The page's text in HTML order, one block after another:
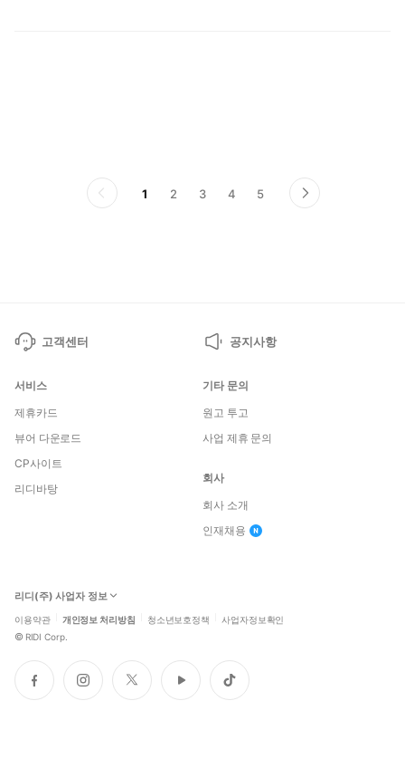
전
1 2 3 4 5
다
음
고객센터 공지사항
서비스
제휴카드
뷰어 다운로드
CP사이트
리디바탕
기타 문의
원고 투고
사업 제휴 문의
회사
회사 소개
인재채용
리디(주) 사업자 정보
이용약관 개인정보 처리방침 청소년보호정책 사업자정보확인
© RIDI Corp.
페
이
인
스
트
위
유
튜
틱
톡